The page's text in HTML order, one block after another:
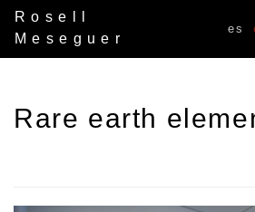
Rosell
Meseguer
es
Rare earth